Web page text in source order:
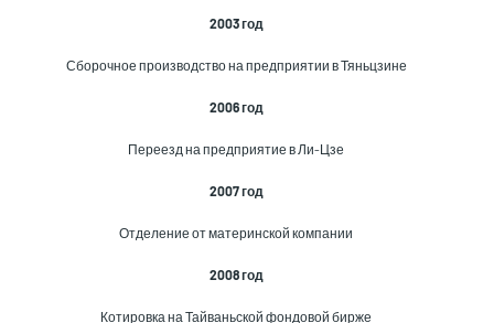
2003 год
Сборочное производство на предприятии в Тяньцзине
2006 год
Переезд на предприятие в Ли-Цзе
2007 год
Отделение от материнской компании
2008 год
Котировка на Тайваньской фондовой бирже